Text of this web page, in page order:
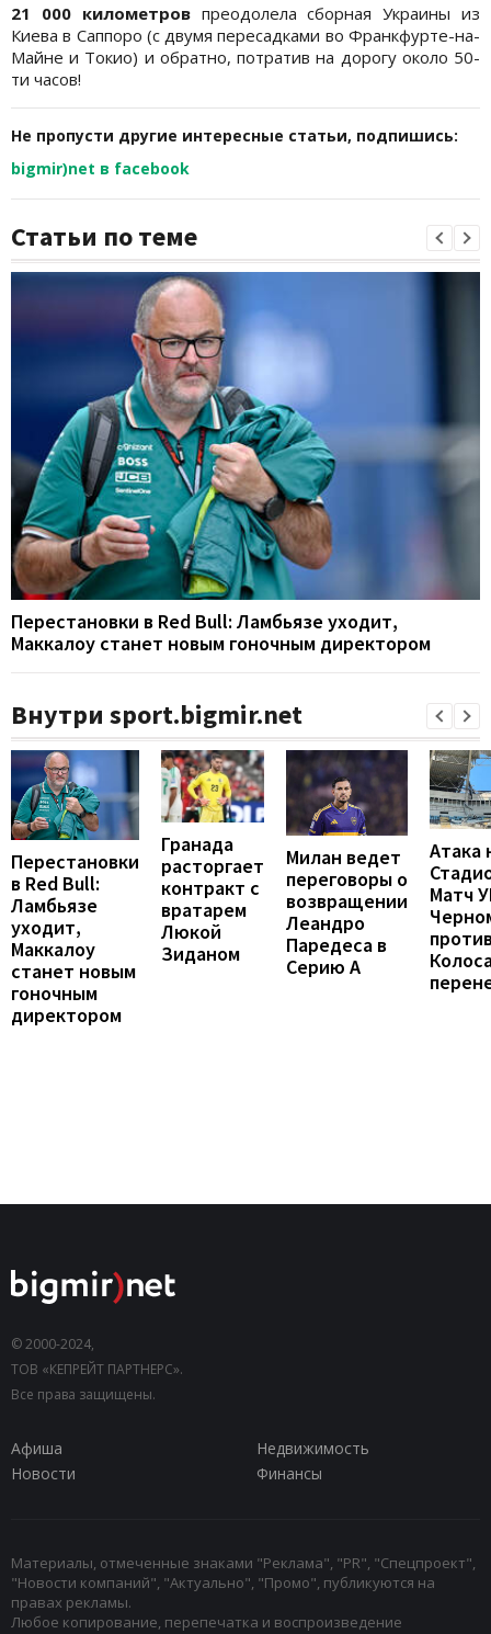
21 000 километровпреодолела сборная Украины из
Киева в Саппоро (с двумя пересадками во Франкфурте-на-
Майне и Токио) и обратно, потратив на дорогу около 50-
ти часов!
Не пропусти другие интересные статьи, подпишись:
bigmir)net в facebook
Статьи по теме
Перестановки в Red Bull: Ламбьязе уходит,
Маккалоу станет новым гоночным директором
Внутри sport.bigmir.net
Перестановки
в Red Bull:
Ламбьязе
уходит,
Маккалоу
станет новым
гоночным
директором
Гранада
расторгает
контракт с
вратарем
Люкой
Зиданом
Милан ведет
переговоры о
возвращении
Леандро
Паредеса в
Серию А
Атака
Матч
© 2000-2024,
ТОВ «КЕПРЕЙТ ПАРТНЕРС».
Все права защищены.
Афиша
Недвижимость
Новости
Финансы
Материалы, отмеченные знаками "Реклама", "PR", "Спецпроект",
"Новости компаний", "Актуально", "Промо", публикуются на
правах рекламы.
Любое копирование, перепечатка и воспроизведение